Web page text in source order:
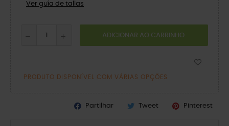
Ver guía de tallas
ADICIONAR AO CARRINHO
PRODUTO DISPONÍVEL COM VÁRIAS OPÇÕES
Partilhar Tweet Pinterest